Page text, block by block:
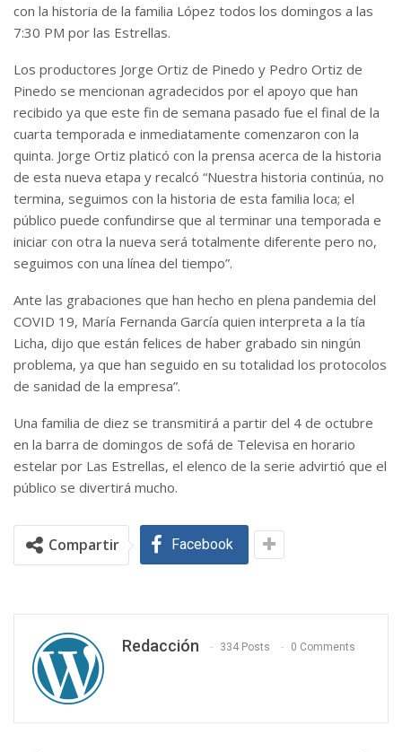
con la historia de la familia López todos los domingos a las
7:30 PM por las Estrellas.
Los productores Jorge Ortiz de Pinedo y Pedro Ortiz de
Pinedo se mencionan agradecidos por el apoyo que han
recibido ya que este fin de semana pasado fue el final de la
cuarta temporada e inmediatamente comenzaron con la
quinta. Jorge Ortiz platicó con la prensa acerca de la historia
de esta nueva etapa y recalcó “Nuestra historia continúa, no
termina, seguimos con la historia de esta familia loca; el
público puede confundirse que al terminar una temporada e
iniciar con otra la nueva será totalmente diferente pero no,
seguimos con una línea del tiempo”.
Ante las grabaciones que han hecho en plena pandemia del
COVID 19, María Fernanda García quien interpreta a la tía
Licha, dijo que están felices de haber grabado sin ningún
problema, ya que han seguido en su totalidad los protocolos
de sanidad de la empresa”.
Una familia de diez se transmitirá a partir del 4 de octubre
en la barra de domingos de sofá de Televisa en horario
estelar por Las Estrellas, el elenco de la serie advirtió que el
público se divertirá mucho.
Compartir Facebook
Redacción 334 Posts 0 Comments